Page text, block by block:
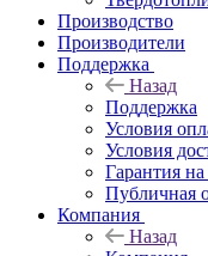
Производство
Производители
Поддержка
Назад
Поддержка
Условия
Условия
Гарантия на
Публичная
Компания
Назад